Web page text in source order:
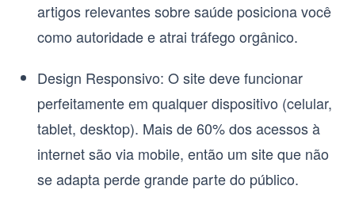
artigos relevantes sobre saúde posiciona você
como autoridade e atrai tráfego orgânico.
Design Responsivo: O site deve funcionar
perfeitamente em qualquer dispositivo (celular,
tablet, desktop). Mais de 60% dos acessos à
internet são via mobile, então um site que não
se adapta perde grande parte do público.